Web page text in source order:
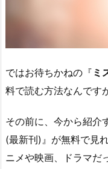
ではお待ちかねの『 ミ
料で読む方法なんです
その前に、今から紹介
(最新刊)』が無料で見
ニメや映画、ドラマだ